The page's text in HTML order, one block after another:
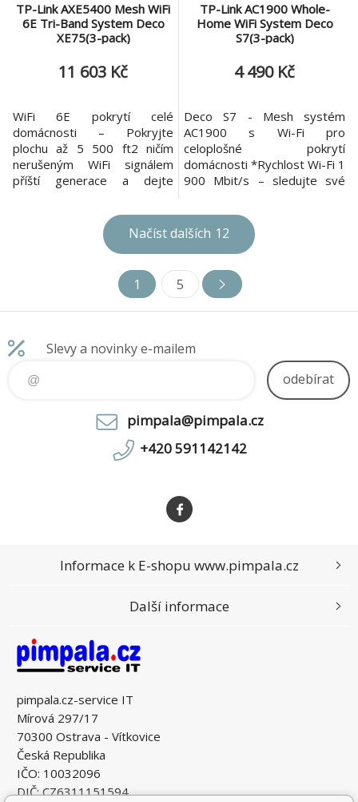
TP-Link AXE5400 Mesh WiFi
6E Tri-Band System Deco
XE75(3-pack)
11 603 Kč
WiFi 6E pokrytí celé
domácnosti – Pokryjte
plochu až 5 500 ft2 ničím
nerušeným WiFi signálem
příští generace a dejte
pokrytí a načítání do
vyrovnávací paměti. Zcela
nové pásmo 6 GHz –
frekvenci WiFi a zbavte se
rušení, jejichž původem jsou
všechna starší zařízení. 6GHz
TP-Link AC1900 Whole-
Home WiFi System Deco
S7(3-pack)
4 490 Kč
Deco S7 - Mesh systém
AC1900 s Wi-Fi pro
celoplošné pokrytí
domácnosti *Rychlost Wi-Fi 1
900 Mbit/s – sledujte své
4K s kombinovanou rychlostí
až 1 900 Mbit/s (600 Mbit/s
v pásmu 2,4 GHz a 1 300
technologií 3×3 MU-MIMO.
*Připojení více než 100
zařízení – Deco si poradí s
Načíst dalších 12
1 5
Slevy a novinky e-mailem
odebírat
pimpala@pimpala.cz
+420 591142142
pimpala.cz-service IT
Mírová 297/17
70300 Ostrava - Vítkovice
Česká Republika
IČO: 10032096
DIČ: CZ6311151594
Informace k E-shopu www.pimpala.cz
Další informace